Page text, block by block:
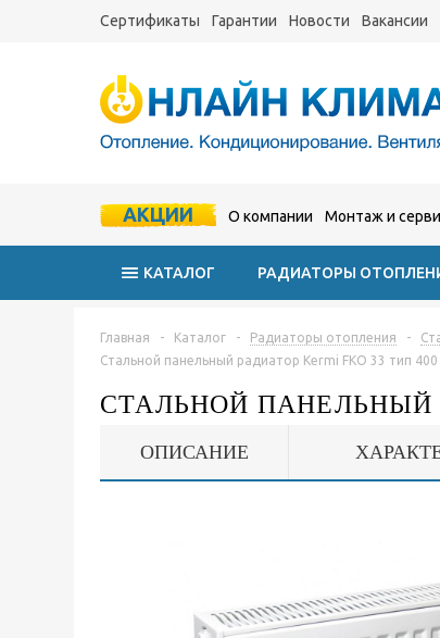
Сертификаты Гарантии Новости Вакансии
АКЦИИ О компании Монтаж и
КАТАЛОГ РАДИАТОРЫ
Главная - Каталог - Радиаторы отопления -
Стальной панельный радиатор Kermi FKO 33 тип 400
СТАЛЬНОЙ ПАНЕЛЬНЫЙ
ОПИСАНИЕ